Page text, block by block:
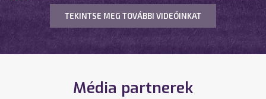
TEKINTSE MEG TOVÁBBI VIDEÓINKAT
Média partnerek